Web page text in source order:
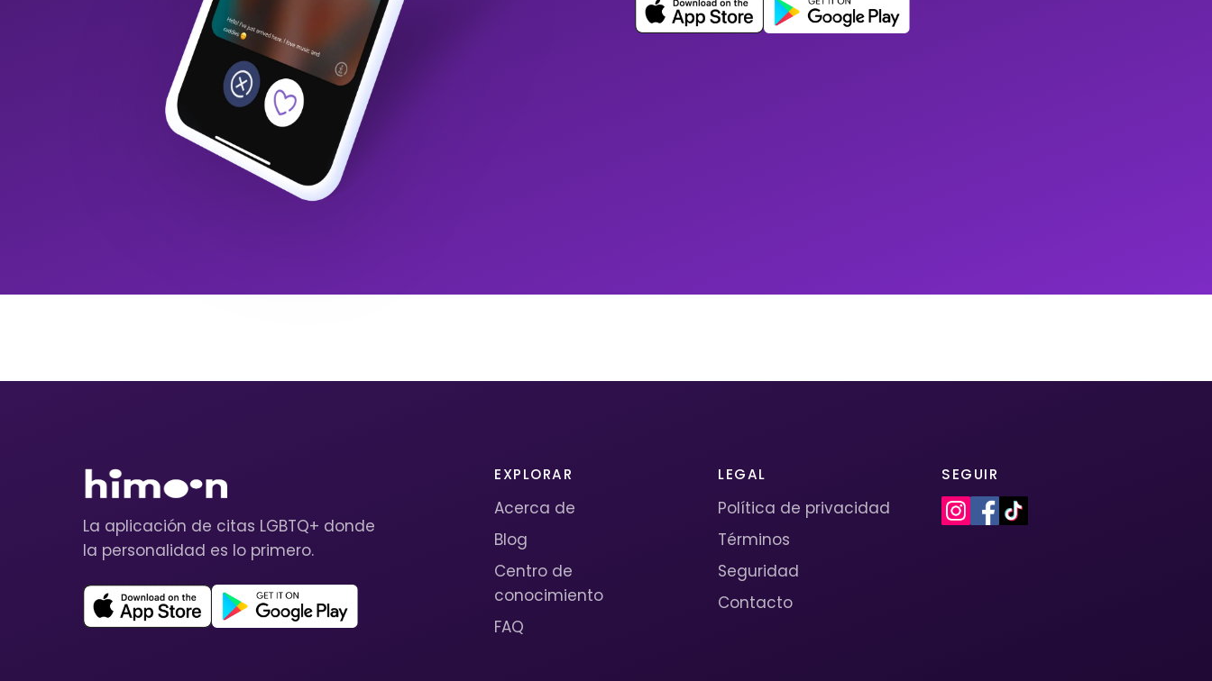
La aplicación de citas LGBTQ+ donde
la personalidad es lo primero.
EXPLORAR
Acerca de
Blog
Centro de
conocimiento
FAQ
LEGAL
Política de privacidad
Términos
Seguridad
Contacto
SEGUIR